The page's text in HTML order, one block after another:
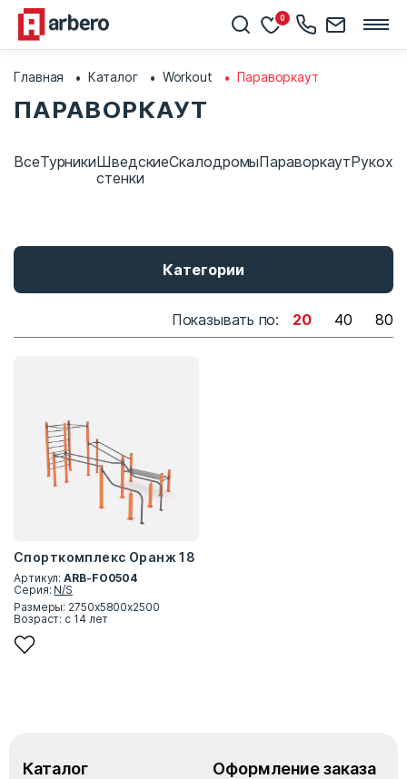
0
Главная Каталог Workout Параворкаут
ПАРАВОРКАУТ
ВсеТурникиШведские
стенки
СкалодромыПараворкаут
Категории
Показывать по: 20 40 80
Спорткомплекс Оранж 18
Артикул:ARB-FO0504
Серия: N/S
Размеры: 2750х5800х2500
Возраст: с 14 лет
Каталог Оформление заказа